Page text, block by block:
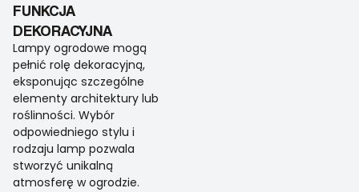
FUNKCJA
DEKORACYJNA
Lampy ogrodowe mogą
pełnić rolę dekoracyjną,
eksponując szczególne
elementy architektury lub
roślinności. Wybór
odpowiedniego stylu i
rodzaju lamp pozwala
stworzyć unikalną
atmosferę w ogrodzie.